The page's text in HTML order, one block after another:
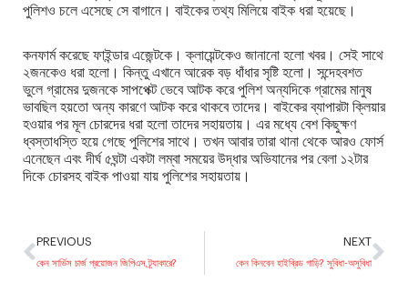
পুলিশও চলে এসেছে সে বাগানে। বাইকের তথ্য মিলিয়ে বাইক ধরা হয়েছে।
কনফার্ম করেছে ফাইন্ডার এজেন্টকে। ক্লায়েন্টকেও জানানো হলো খবর। সেই সাথে
২জনকেও ধরা হলো। কিন্তু এখানে আরেক বড় ধাঁধার সৃষ্টি হলো। সন্দেহবশত
ভুলে গ্রামের দুজনকে সাপপেক্ট ভেবে আটক করে পুলিশ অন্যদিকে গ্রামের মানুষ
ভাবছিল হয়তো অন্য কারণে আটক করে থাকবে তাদের। বাইকের ব্যাপারটা ক্লিয়ার
হওয়ার পর মূল চোরদের ধরা হলো তাদের সহায়তায়। এর মধ্যে বেশ কিছুক্ষণ
ধ্বস্তাধস্তি হয়ে গেছে পুলিশের সাথে। তখন আবার তারা থানা থেকে আরও ফোর্স
এনেছেন এবং দীর্ঘ ৫ঘন্টা একটা লম্বা সময়ের উদ্ধার অভিযানের পর বেলা ১২টার
দিকে চোরসহ বাইক পাওয়া যায় পুলিশের সহায়তায়।
PREVIOUS
কেন সার্ভিস চার্জ প্রয়োজন জিপিএস ট্র্যাকারে?
NEXT
কেন কিনবেন হাইব্রিড গাড়ি? সুবিধা-অসুবিধা